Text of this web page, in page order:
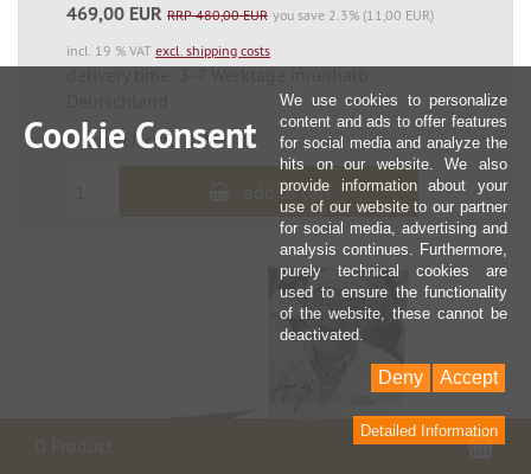
469,00 EUR RRP 480,00 EUR you save 2.3% (11,00 EUR)
incl. 19 % VAT excl. shipping costs
Product.Nr.: CMC M-288
add to cart
Cookie Consent
We use cookies to personalize
content and ads to offer features
for social media and analyze the
hits on our website. We also
provide information about your
use of our website to our partner
for social media, advertising and
analysis continues. Furthermore,
purely technical cookies are
used to ensure the functionality
of the website, these cannot be
deactivated.
Accept
Deny
Detailed Information